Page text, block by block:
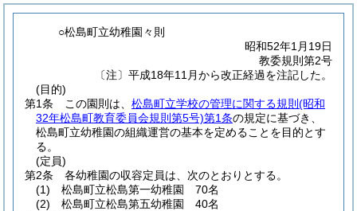
○松島町立幼稚園々則
昭和52年1月19日
教委規則第2号
〔注〕平成18年11月から改正経過を注記した。
(目的)
第1条
この園則は、 松島町立学校の管理に関する規則 (昭和
32年松島町教育委員会規則第5号)第1条の規定に基づき、
松島町立幼稚園の組織運営の基本を定めることを目的とす
る。
(定員)
第2条
各幼稚園の収容定員は、次のとおりとする。
(1)
松島町立松島第一幼稚園 70名
(2)
松島町立松島第五幼稚園 40名